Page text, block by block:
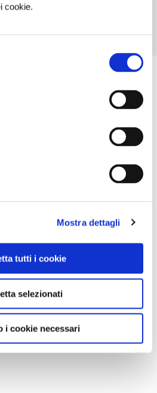
cookie.
Mostra dettagli
tutti i cookie
selezionati
i cookie necessari